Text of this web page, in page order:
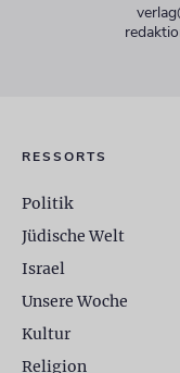
RESSORTS
Politik
Jüdische Welt
Israel
Unsere Woche
Kultur
Religion